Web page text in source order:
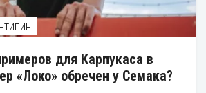
для Карпукаса в
«Локо» обречен у Семака?